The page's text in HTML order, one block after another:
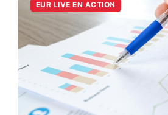
EUR LIVE EN ACTION